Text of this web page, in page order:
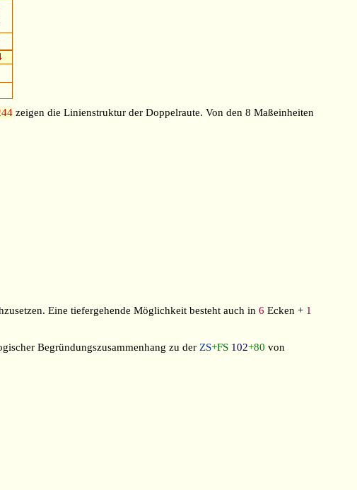
zeigen die Linienstruktur der Doppelraute. Von den 8 Maßeinheiten
Eine tiefergehende Möglichkeit besteht auch in6 Ecken + 1
Begründungszusammenhang zu der ZS+FS 102+80 von